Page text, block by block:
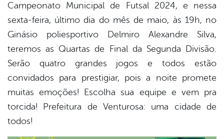
Campeonato Municipal de Futsal 2024, e nessa
sexta-feira, último dia do mês de maio, às 19h, no
Ginásio poliesportivo Delmiro Alexandre Silva,
teremos as Quartas de Final da Segunda Divisão.
Serão quatro grandes jogos e todos estão
convidados para prestigiar, pois a noite promete
muitas emoções! Escolha sua equipe e vem pra
torcida! Prefeitura de Venturosa: uma cidade de
todos!